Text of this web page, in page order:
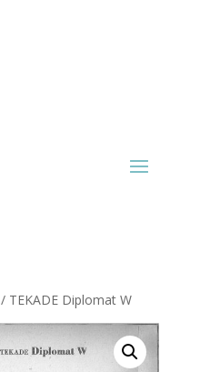
/ TEKADE Diplomat W